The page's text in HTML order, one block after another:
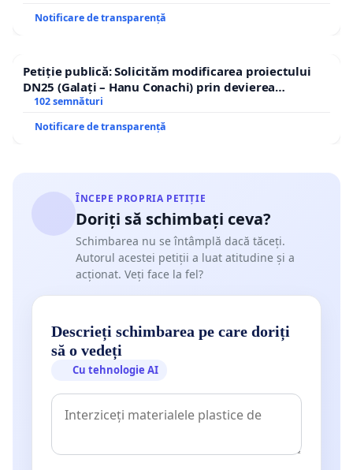
Nicoleta Dabija
Nicolae-Emilian Dranca
Ruxandra Ivan
Carmen Muşat
Lucian Nastasă-Kovacs
Irina Nastasă-Matei
Raul Rognean
Maria Roth
Michael Shafir
Mihai Vasilescu
Notificare de transparență
Petiție publică: Solicităm modificarea proiectului
DN25 (Galați – Hanu Conachi) prin devierea
traseului în afara localităților!
102 semnături
Notificare de transparență
ÎNCEPE PROPRIA PETIȚIE
Doriți să schimbați ceva?
Schimbarea nu se întâmplă dacă tăceți.
Autorul acestei petiții a luat atitudine și a
acționat. Veți face la fel?
Descrieți schimbarea pe care doriți
să o vedeți
Cu tehnologie AI